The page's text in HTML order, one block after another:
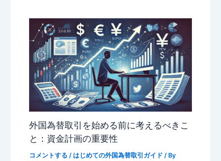
外国為替取引を始める前に考えるべきこ
と：資金計画の重要性
コメントする / はじめての外国為替取引ガイド / By